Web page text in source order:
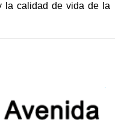
la calidad de vida de la